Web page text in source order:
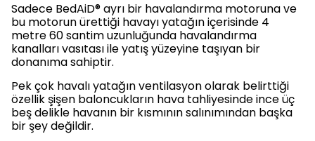
Sadece BedAiD® ayrı bir havalandırma motoruna ve
bu motorun ürettiği havayı yatağın içerisinde 4
metre 60 santim uzunluğunda havalandırma
kanalları vasıtası ile yatış yüzeyine taşıyan bir
donanıma sahiptir.
Pek çok havalı yatağın ventilasyon olarak belirttiği
özellik şişen baloncukların hava tahliyesinde ince üç
beş delikle havanın bir kısmının salınımından başka
bir şey değildir.